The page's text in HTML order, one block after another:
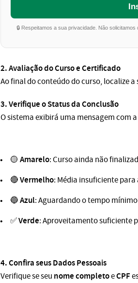
🔒 Respeitamos a sua privacidade. Não
2. Avaliação do Curso e Certificado
Ao final do conteúdo do curso, localize a
3. Verifique o Status da Conclusão
O sistema exibirá uma mensagem com
🟡 Amarelo: Curso ainda não
🔴Vermelho: Média insuficiente
🔵Azul: Aguardando o tempo
✅Verde: Aproveitamento suficiente
4. Confira seus Dados Pessoais
Verifique se seu nome completoeCPF